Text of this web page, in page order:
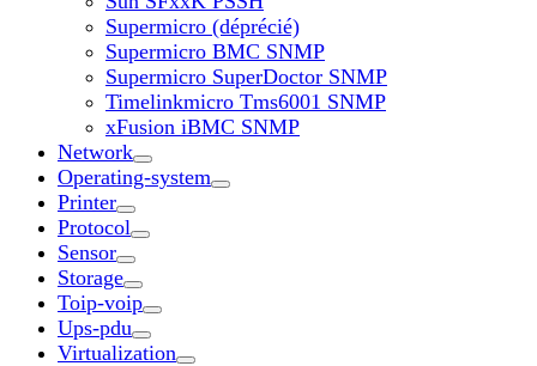
Supermicro (déprécié)
Supermicro BMC SNMP
Supermicro SuperDoctor SNMP
Timelinkmicro Tms6001 SNMP
xFusion iBMC SNMP
Network
Operating-system
Printer
Protocol
Sensor
Storage
Toip-voip
Ups-pdu
Virtualization